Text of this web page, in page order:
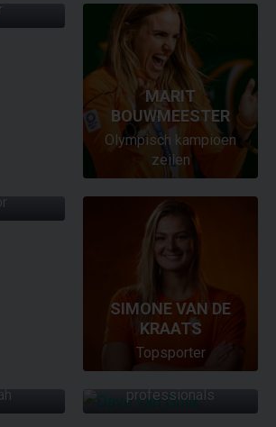
MARIT
BOUWMEESTER
Olympisch kampioen
zeilen
SIMONE VAN DE
KRAATS
Topsporter
DAVE VAN GULIK
Inspirerende spreker
voor young
professionals
BAS NIJHUIS